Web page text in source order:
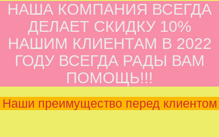
НАША КОМПАНИЯ ВСЕГДА
ДЕЛАЕТ СКИДКУ 10%
НАШИМ КЛИЕНТАМ В 2022
ГОДУ ВСЕГДА РАДЫ ВАМ
ПОМОЩЬ!!!
Наши преимущество перед клиентом